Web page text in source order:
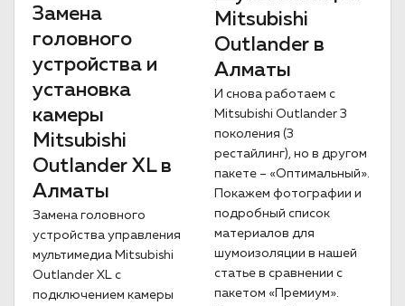
Замена
головного
устройства и
установка
камеры
Mitsubishi
Outlander XL в
Алматы
Замена головного
устройства управления
мультимедиа Mitsubishi
Outlander XL с
подключением камеры
Mitsubishi
Outlander в
Алматы
И снова работаем с
Mitsubishi Outlander 3
поколения (3
рестайлинг), но в другом
пакете – «Оптимальный».
Покажем фотографии и
подробный список
материалов для
шумоизоляции в нашей
статье в сравнении с
пакетом «Премиум».